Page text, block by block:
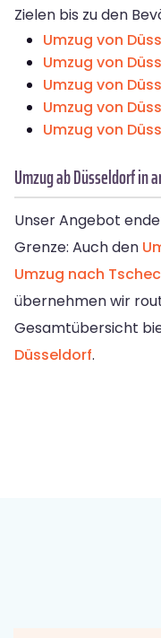
Zielen bis zu den
Umzug von
Umzug von
Umzug von
Umzug von
Umzug von
Umzug ab Düsseldorf in
Unser Angebot
Grenze: Auch den
Umzug nach
übernehmen wir
Gesamtübersicht
Düsseldorf.